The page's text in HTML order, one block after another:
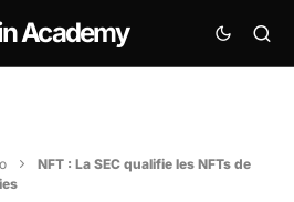
Academy
NFT : La SEC qualifie les NFTs de